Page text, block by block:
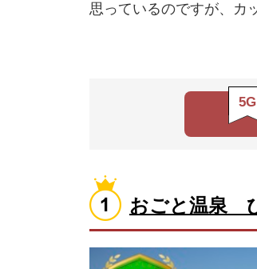
思っているのですが、カ
5G
おごと温泉